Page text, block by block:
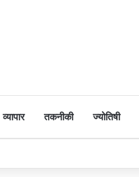
व्यापार तकनीकी ज्योतिषी